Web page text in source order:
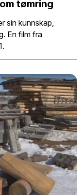
tømring
sin kunnskap,
En film fra